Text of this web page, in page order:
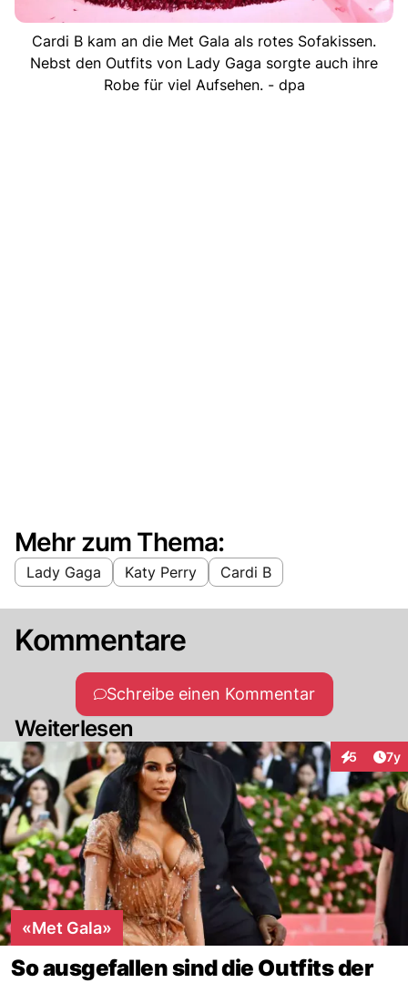
Cardi B kam an die Met Gala als rotes Sofakissen.
Nebst den Outfits von Lady Gaga sorgte auch ihre
Robe für viel Aufsehen. - dpa
Mehr zum Thema:
Lady Gaga Katy Perry Cardi B
Kommentare
Schreibe einen Kommentar
Weiterlesen
5 7y
«Met Gala»
So ausgefallen sind die Outfits der